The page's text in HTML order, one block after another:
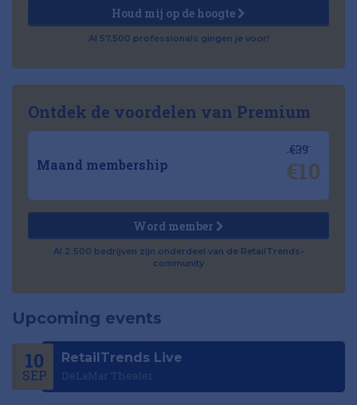
Houd mij op de hoogte
Al 57.500 professionals gingen je voor!
Ontdek de voordelen van Premium
Maand membership
€39
€10
Word member
Al 2.500 bedrijven zijn onderdeel van de RetailTrends-
community
Upcoming events
10
SEP
RetailTrends Live
DeLaMar Theater